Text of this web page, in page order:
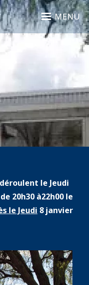
MENU
le Jeudi
20h30 à22h00 le
le Jeudi 8 janvier